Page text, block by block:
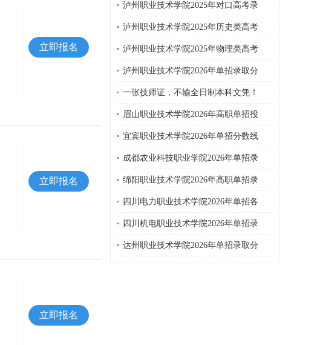
立即报名
立即报名
立即报名
泸州职业技术学院2025年对口高考录
泸州职业技术学院2025年历史类高考
泸州职业技术学院2025年物理类高考
泸州职业技术学院2026年单招录取分
一张技师证，不输全日制本科文凭！
眉山职业技术学院2026年高职单招投
宜宾职业技术学院2026年单招分数线
成都农业科技职业学院2026年单招录
绵阳职业技术学院2026年高职单招录
四川电力职业技术学院2026年单招各
四川机电职业技术学院2026年单招录
达州职业技术学院2026年单招录取分